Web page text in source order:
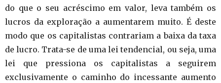
do que o seu acréscimo em valor, leva também os
lucros da exploração a aumentarem muito. É deste
modo que os capitalistas contrariam a baixa da taxa
de lucro. Trata-se de uma lei tendencial, ou seja, uma
lei que pressiona os capitalistas a seguirem
exclusivamente o caminho do incessante aumento